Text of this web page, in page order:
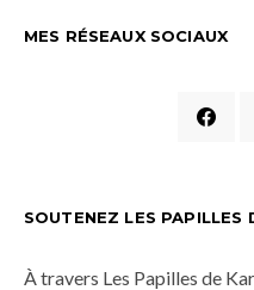
MES RÉSEAUX SOCIAUX
SOUTENEZ LES PAPILLES
À travers Les Papilles de